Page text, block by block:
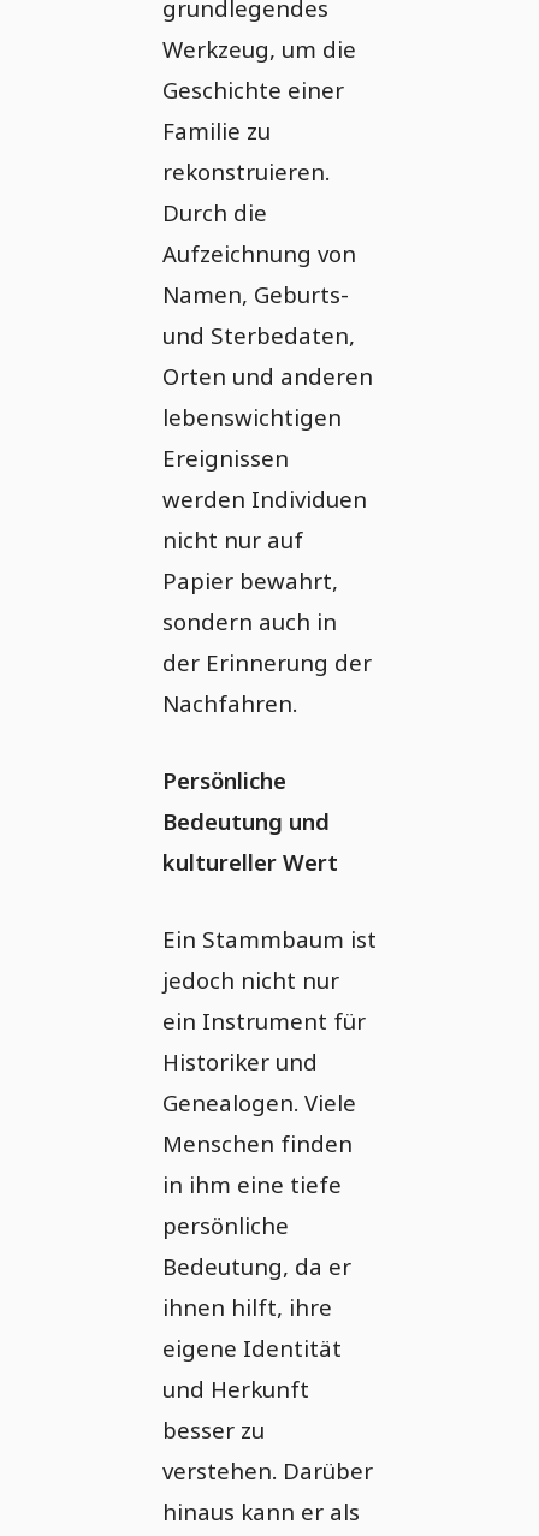
grundlegendes
Werkzeug, um die
Geschichte einer
Familie zu
rekonstruieren.
Durch die
Aufzeichnung von
Namen, Geburts-
und Sterbedaten,
Orten und anderen
lebenswichtigen
Ereignissen
werden Individuen
nicht nur auf
Papier bewahrt,
sondern auch in
der Erinnerung der
Nachfahren.
Persönliche
Bedeutung und
kultureller Wert
Ein Stammbaum ist
jedoch nicht nur
ein Instrument für
Historiker und
Genealogen. Viele
Menschen finden
in ihm eine tiefe
persönliche
Bedeutung, da er
ihnen hilft, ihre
eigene Identität
und Herkunft
besser zu
verstehen. Darüber
hinaus kann er als